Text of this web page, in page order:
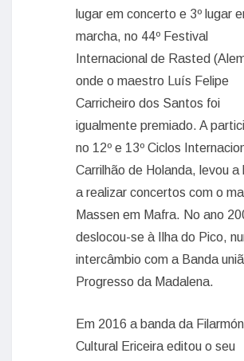
lugar em concerto e 3º lugar
marcha, no 44º Festival
Internacional de Rasted
onde o maestro Luís Felipe
Carricheiro dos Santos foi
igualmente premiado. A
no 12º e 13º Ciclos
Carrilhão de Holanda, levou a
a realizar concertos com o
Massen em Mafra. No ano
deslocou-se à Ilha do Pico,
intercâmbio com a Banda
Progresso da Madalena.
Em 2016 a banda da
Cultural Ericeira editou o seu